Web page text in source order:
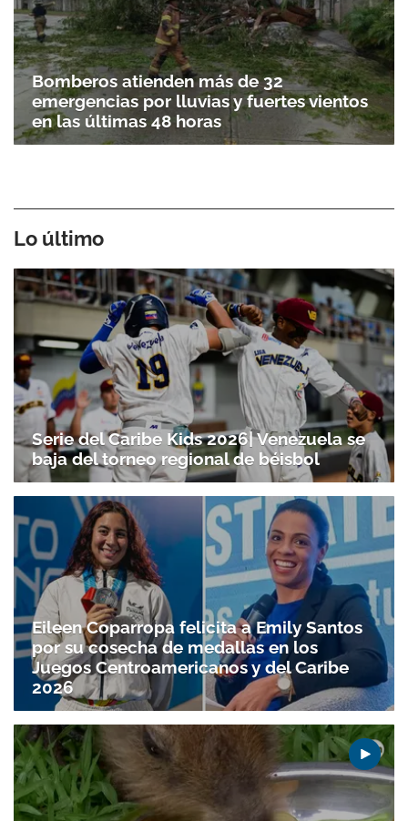
Bomberos atienden más de 32
emergencias por lluvias y fuertes vientos
en las últimas 48 horas
Lo último
Serie del Caribe Kids 2026| Venezuela se
baja del torneo regional de béisbol
Eileen Coparropa felicita a Emily Santos
por su cosecha de medallas en los
Juegos Centroamericanos y del Caribe
2026